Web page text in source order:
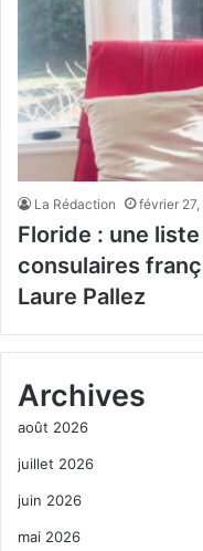
La Rédaction février
Floride : une
consulaires
Laure Pallez
Archives
août 2026
juillet 2026
juin 2026
mai 2026